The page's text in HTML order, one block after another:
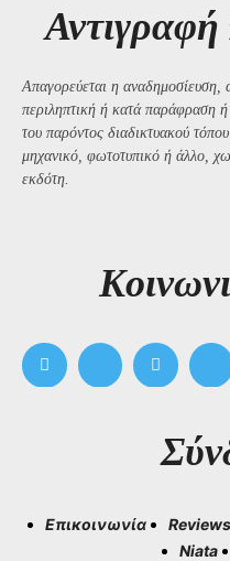
Αντιγραφή
Απαγορεύεται η
περιληπτική ή κατά παράφραση
του παρόντος διαδικτυακού
μηχανικό, φωτοτυπικό ή άλλο,
εκδότη.
Επικοινωνία Reviews
Niata